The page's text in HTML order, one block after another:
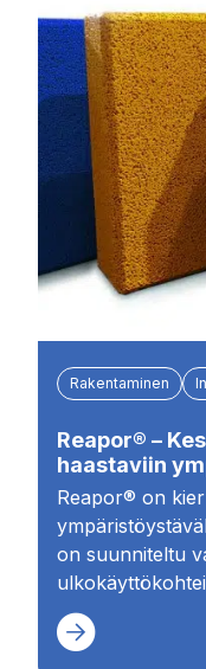
Rakentaminen
Reapor® –
haastaviin
Reapor® on
on suunniteltu